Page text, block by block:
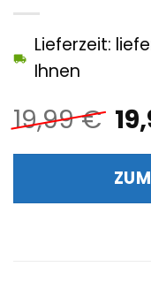
19,99€
Lieferzeit:
Ihnen